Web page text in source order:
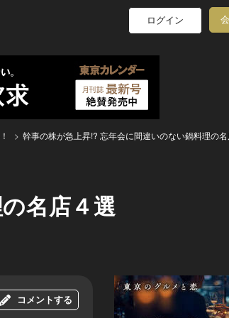
ログイン
幹事の株が急上昇!? 忘年会に間違いのない鍋料理の
名店４選
コメントする